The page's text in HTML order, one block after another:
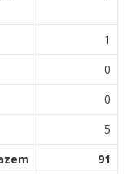
1
0
0
5
91